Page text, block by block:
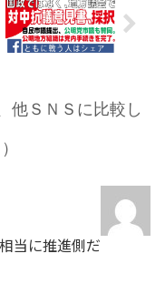
他ＳＮＳに比較し
当に推進側だ